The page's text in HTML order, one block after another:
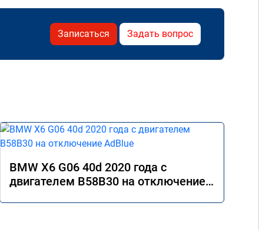
Записаться Задать вопрос
BMW X6 G06 40d 2020 года с
двигателем B58B30 на отключение